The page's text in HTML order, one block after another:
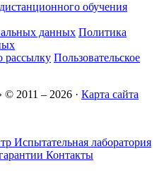
обучения
данных Политика
рассылку Пользовательское
2011 – 2026 · Карта сайта
Испытательная лаборатория
Контакты